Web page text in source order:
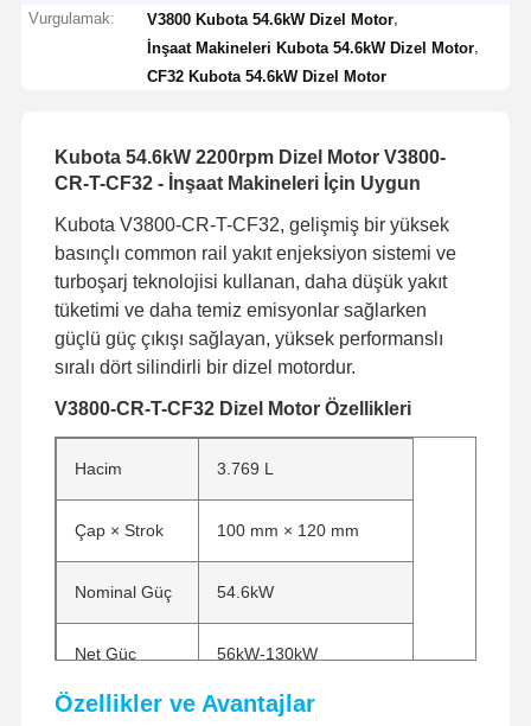
Vurgulamak:
V3800 Kubota 54.6kW Dizel Motor
İnşaat Makineleri Kubota 54.6kW Dizel Motor
CF32 Kubota 54.6kW Dizel Motor
Kubota 54.6kW 2200rpm Dizel Motor V3800-
CR-T-CF32 - İnşaat Makineleri İçin Uygun
Kubota V3800-CR-T-CF32, gelişmiş bir yüksek
basınçlı common rail yakıt enjeksiyon sistemi ve
turboşarj teknolojisi kullanan, daha düşük yakıt
tüketimi ve daha temiz emisyonlar sağlarken
güçlü güç çıkışı sağlayan, yüksek performanslı
sıralı dört silindirli bir dizel motordur.
V3800-CR-T-CF32 Dizel Motor Özellikleri
Hacim 3.769 L
Çap × Strok 100 mm × 120 mm
Nominal Güç 54.6kW
Net Güç 56kW-130kW
Nominal Devir 2200 rpm
Özellikler ve Avantajlar